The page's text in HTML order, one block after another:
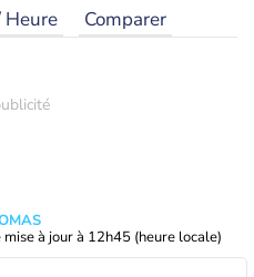
Heure Comparer
à jour à 12h45 (heure locale)